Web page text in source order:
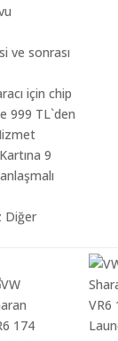
ve sonrası
için chip
999 TL`den
9
Diğer